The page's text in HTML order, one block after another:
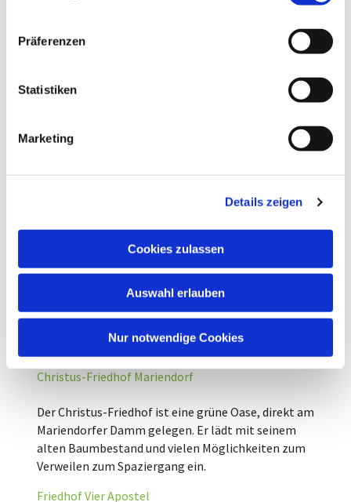
Präferenzen
Statistiken
Marketing
Details zeigen
Cookies zulassen
Auswahl erlauben
Nur notwendige Cookies
mittelalterliche Dorfkirche. Bekannte Grabmale
Region Mariendorf
Christus-Friedhof Mariendorf
Der Christus-Friedhof ist eine grüne Oase, direkt am
Mariendorfer Damm gelegen. Er lädt mit seinem
alten Baumbestand und vielen Möglichkeiten zum
Verweilen zum Spaziergang ein.
Friedhof Vier Apostel